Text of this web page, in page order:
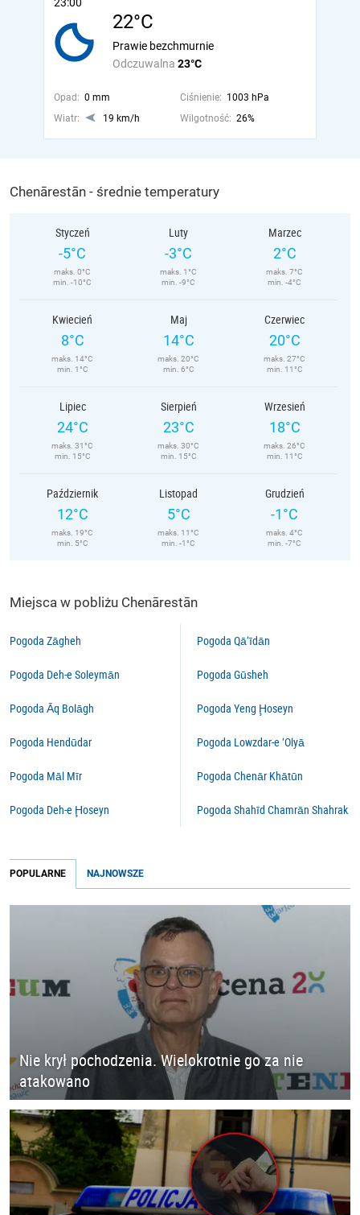
22°C
Odczuwalna 23°C
Prawie bezchmurnie
Opad: 0 mm Ciśnienie: 1003 hPa
Wiatr:
19 km/h Wilgotność: 26%
Chenārestān - średnie temperatury
Styczeń
-5°C
maks. 0°C
min. -10°C
Luty
-3°C
maks. 1°C
min. -9°C
Marzec
2°C
maks. 7°C
min. -4°C
Kwiecień
8°C
maks. 14°C
min. 1°C
Maj
14°C
maks. 20°C
min. 6°C
Czerwiec
20°C
maks. 27°C
min. 11°C
Lipiec
24°C
maks. 31°C
min. 15°C
Sierpień
23°C
maks. 30°C
min. 15°C
Wrzesień
18°C
maks. 26°C
min. 11°C
Październik
12°C
maks. 19°C
min. 5°C
Listopad
5°C
maks. 11°C
min. -1°C
Grudzień
-1°C
maks. 4°C
min. -7°C
Miejsca w pobliżu Chenārestān
Pogoda Zāgheh
Pogoda Deh-e Soleymān
Pogoda Āq Bolāgh
Pogoda Hendūdar
Pogoda Māl Mīr
Pogoda Deh-e Ḩoseyn
Pogoda Qā’īdān
Pogoda Gūsheh
Pogoda Yeng Ḩoseyn
Pogoda Lowzdar-e ‘Olyā
Pogoda Chenār Khātūn
Pogoda Shahīd Chamrān Shahrak
POPULARNE NAJNOWSZE
Nie krył pochodzenia. Wielokrotnie go za nie
atakowano